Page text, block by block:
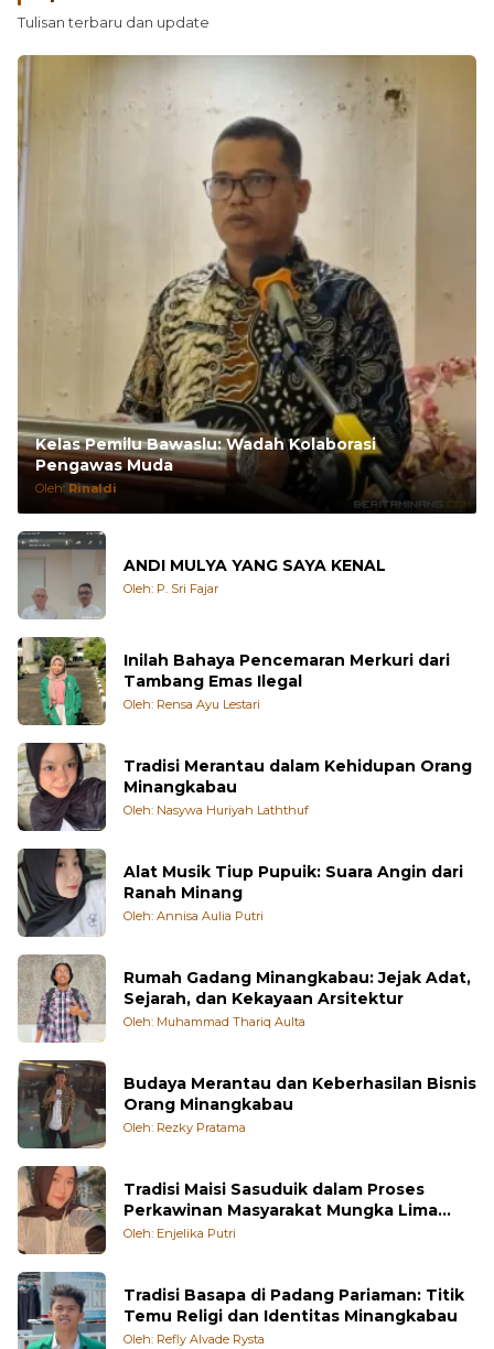
Tulisan terbaru dan update
Kelas Pemilu Bawaslu: Wadah Kolaborasi
Pengawas Muda
Oleh: Rinaldi
ANDI MULYA YANG SAYA KENAL
Oleh: P. Sri Fajar
Inilah Bahaya Pencemaran Merkuri dari
Tambang Emas Ilegal
Oleh: Rensa Ayu Lestari
Tradisi Merantau dalam Kehidupan Orang
Minangkabau
Oleh: Nasywa Huriyah Laththuf
Alat Musik Tiup Pupuik: Suara Angin dari
Ranah Minang
Oleh: Annisa Aulia Putri
Rumah Gadang Minangkabau: Jejak Adat,
Sejarah, dan Kekayaan Arsitektur
Oleh: Muhammad Thariq Aulta
Budaya Merantau dan Keberhasilan Bisnis
Orang Minangkabau
Oleh: Rezky Pratama
Tradisi Maisi Sasuduik dalam Proses
Perkawinan Masyarakat Mungka Lima
Puluh Kota
Oleh: Enjelika Putri
Tradisi Basapa di Padang Pariaman: Titik
Temu Religi dan Identitas Minangkabau
Oleh: Refly Alvade Rysta